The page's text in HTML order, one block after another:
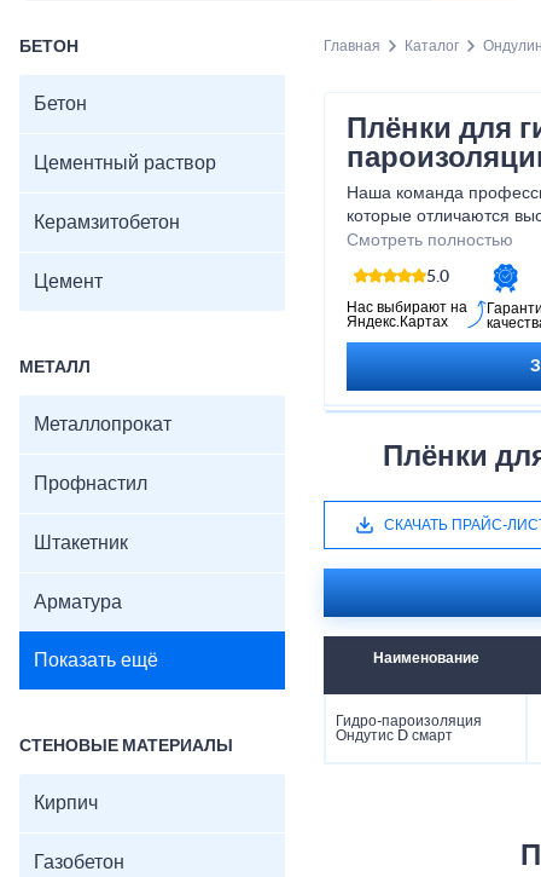
БЕТОН
Бетон
Цементный раствор
Керамзитобетон
Цемент
МЕТАЛЛ
Металлопрокат
Профнастил
Штакетник
Арматура
Показать ещё
СТЕНОВЫЕ МАТЕРИАЛЫ
Кирпич
Газобетон
Главная Каталог
Плёнки для
Наша команда
которые отличаются
устойчивостью к
Благодаря этому, вы
долговечности и
откладывайте на
вашего дома или
Смотреть полностью
5.0
Нас выбирают на
Яндекс.Картах
Плёнки
СКАЧАТЬ ПРАЙС-
Наименование
Гидро-пароизоляция
Ондутис D смарт